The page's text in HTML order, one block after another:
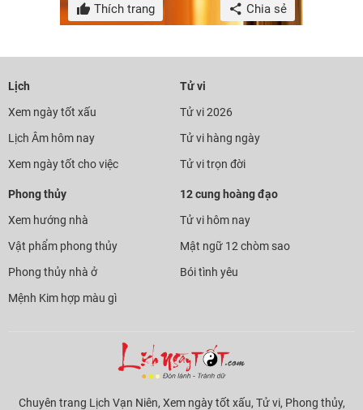
Thích trang Chia sẻ
Lịch
Xem ngày tốt xấu
Lịch Âm hôm nay
Xem ngày tốt cho việc
Tử vi
Tử vi 2026
Tử vi hàng ngày
Tử vi trọn đời
Phong thủy
Xem hướng nhà
Vật phẩm phong thủy
Phong thủy nhà ở
Mệnh Kim hợp màu gì
12 cung hoàng đạo
Tử vi hôm nay
Mật ngữ 12 chòm sao
Bói tình yêu
Chuyên trang Lịch Vạn Niên, Xem ngày tốt xấu, Tử vi, Phong thủy,